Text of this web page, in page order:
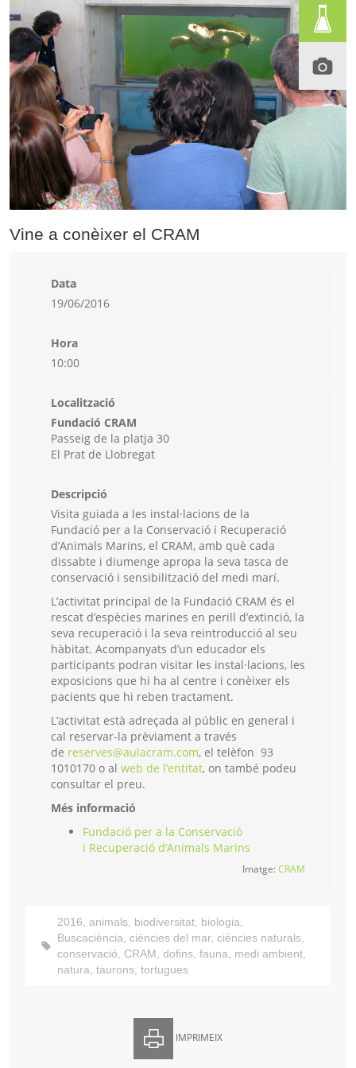
Vine a conèixer el CRAM
Data
19/06/2016
Hora
10:00
Localització
Fundació CRAM
Passeig de la platja 30
El Prat de Llobregat
Descripció
Visita guiada a les instal·lacions de la
Fundació per a la Conservació i Recuperació
d’Animals Marins, el CRAM, amb què cada
dissabte i diumenge apropa la seva tasca de
conservació i sensibilització del medi marí.
L’activitat principal de la Fundació CRAM és el
rescat d’espècies marines en perill d’extinció, la
seva recuperació i la seva reintroducció al seu
hàbitat. Acompanyats d’un educador els
participants podran visitar les instal·lacions, les
exposicions que hi ha al centre i conèixer els
pacients que hi reben tractament.
L’activitat està adreçada al públic en general i
cal reservar-la prèviament a través
de reserves@aulacram.com, el telèfon 93
1010170 o al web de l’entitat, on també podeu
consultar el preu.
Més informació
Fundació per a la Conservació
i Recuperació d’Animals Marins
Imatge:CRAM
2016, animals, biodiversitat, biologia,
Buscaciència, ciències del mar, ciències naturals,
conservació, CRAM, dofins, fauna, medi ambient,
natura, taurons, tortugues
IMPRIMEIX